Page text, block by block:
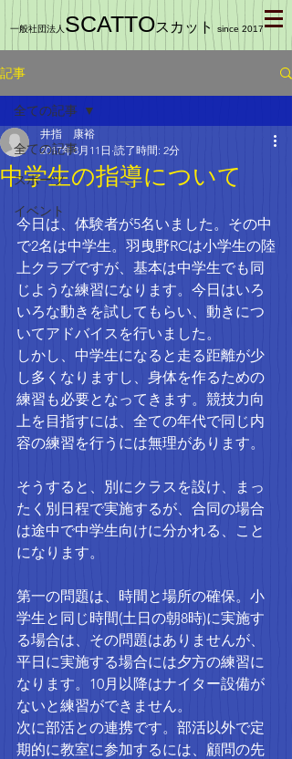
一般社団法人 SCATTOスカット since 2017
記事
全ての記事
スポーツ
イベント
全ての記事
中学生の指導について
井指 康裕
2017年8月11日 読了時間: 2分
今日は、体験者が5名いました。その中
で2名は中学生。羽曳野RCは小学生の陸
上クラブですが、基本は中学生でも同
じような練習になります。今日はいろ
いろな動きを試してもらい、動きにつ
いてアドバイスを行いました。
しかし、中学生になると走る距離が少
し多くなりますし、身体を作るための
練習も必要となってきます。競技力向
上を目指すには、全ての年代で同じ内
容の練習を行うには無理があります。
そうすると、別にクラスを設け、まっ
たく別日程で実施するが、合同の場合
は途中で中学生向けに分かれる、こと
になります。
第一の問題は、時間と場所の確保。小
学生と同じ時間(土日の朝8時)に実施す
る場合は、その問題はありませんが、
平日に実施する場合には夕方の練習に
なります。10月以降はナイター設備が
ないと練習ができません。
次に部活との連携です。部活以外で定
期的に教室に参加するには、顧問の先